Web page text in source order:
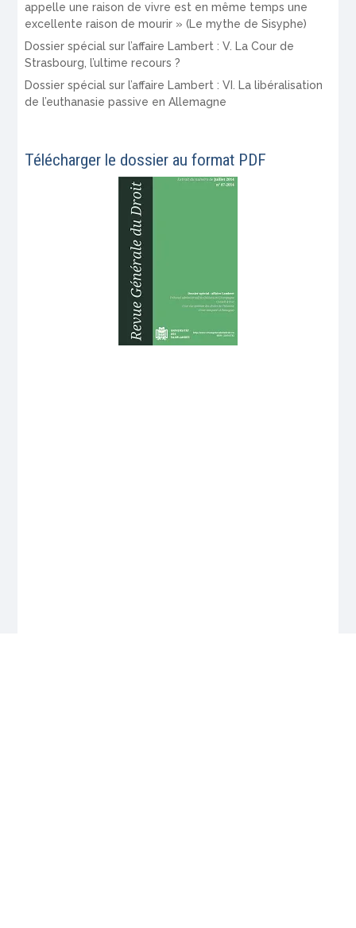
appelle une raison de vivre est en même temps une
excellente raison de mourir » (Le mythe de Sisyphe)
Dossier spécial sur l’affaire Lambert : V. La Cour de
Strasbourg, l’ultime recours ?
Dossier spécial sur l’affaire Lambert : VI. La libéralisation
de l’euthanasie passive en Allemagne
Télécharger le dossier au format PDF